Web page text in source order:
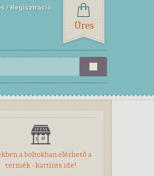
Regisztráció
Üres
a boltokban elérhető a
termék - kattints ide!